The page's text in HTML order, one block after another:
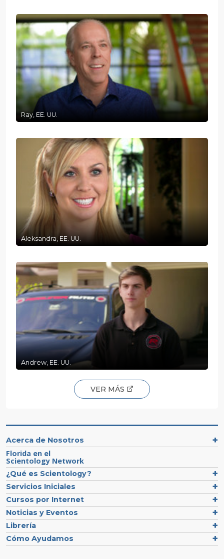
Ray, EE. UU.
Aleksandra, EE. UU.
Andrew, EE. UU.
VER MÁS
Acerca de Nosotros
Florida en el
Scientology Network
¿Qué es Scientology?
Servicios Iniciales
Cursos por Internet
Noticias y Eventos
Librería
Cómo Ayudamos